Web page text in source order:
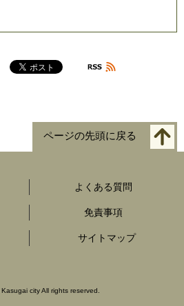
ページの先頭に戻る
よくある質問
免責事項
サイトマップ
Kasugai city All rights reserved.